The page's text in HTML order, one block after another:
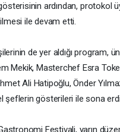
ardından, protokol
ile devam etti.
de yer aldığı program,
Mekik, Masterchef Esra
Ali Hatipoğlu, Önder
şeflerin gösterileri ile sona
Festivali, yarın